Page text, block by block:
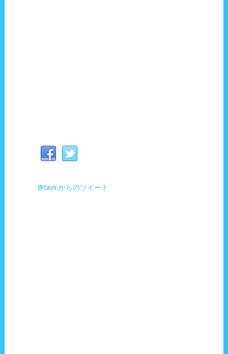
@tavii からのツイート